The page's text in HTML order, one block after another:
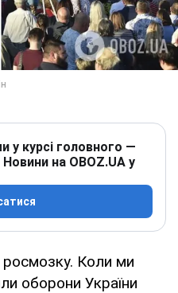
у курсі головного —
на OBOZ.UA у
росмозку. Коли ми
оборони України